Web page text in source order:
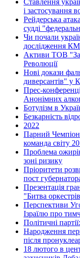
і застосування
Рейдерська
судді
Чи почали
дослідження
Активи ТОВ
Революції
Нові докази
диверсантів" у
Прес-
Анонімних
Ботулізм в
Безкарність
2022
Парний
команда світу
Проблема
зоні ризику
Пріоритети
пост
Презентація
"Битва
Перспективи
Ізраїлю про
Політичні
Народження
після
18 лютого в